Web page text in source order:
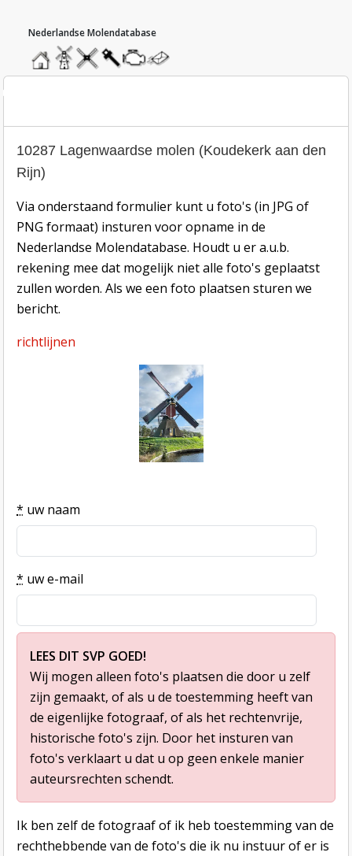
homemolendatabase
roedendatabase
assendatabase
motorendatabase
stuur
een
inzend-formulier
10287 Lagenwaardse molen (Koudekerk aan den
Rijn)
Via onderstaand formulier kunt u foto's (in JPG of
PNG formaat) insturen voor opname in de
Nederlandse Molendatabase. Houdt u er a.u.b.
rekening mee dat mogelijk niet alle foto's geplaatst
zullen worden. Als we een foto plaatsen sturen we
bericht.
richtlijnen
* uw naam
* uw e-mail
LEES DIT SVP GOED!
Wij mogen alleen foto's plaatsen die door u zelf
zijn gemaakt, of als u de toestemming heeft van
de eigenlijke fotograaf, of als het rechtenvrije,
historische foto's zijn. Door het insturen van
foto's verklaart u dat u op geen enkele manier
auteursrechten schendt.
Ik ben zelf de fotograaf of ik heb toestemming van de
rechthebbende van de foto's die ik nu instuur of er is